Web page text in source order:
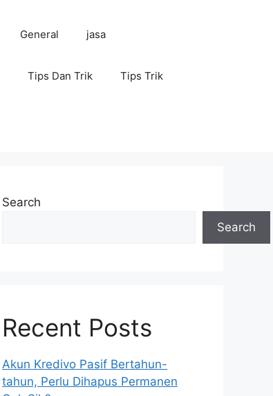
General jasa
Tips Dan Trik Tips Trik
Search
Search
Recent Posts
Akun Kredivo Pasif Bertahun-
tahun, Perlu Dihapus Permanen